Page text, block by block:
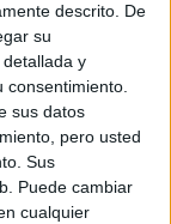
descrito. De
su
y
sus datos
pero usted
Sus
Puede cambiar
cualquier